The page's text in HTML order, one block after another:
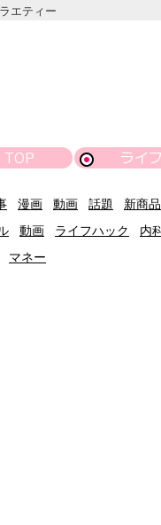
エティー
TOP ライフ
漫画 動画 話題 新商品
動画 ライフハック 内
マネー